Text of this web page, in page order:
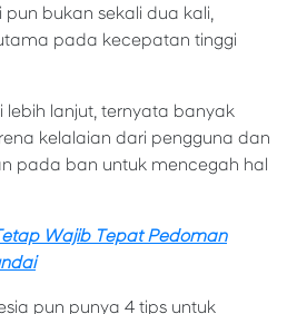
pun bukan sekali dua kali,
pada kecepatan tinggi
lebih lanjut, ternyata banyak
kelalaian dari pengguna dan
pada ban untuk mencegah hal
Wajib Tepat Pedoman
pun punya 4 tips untuk